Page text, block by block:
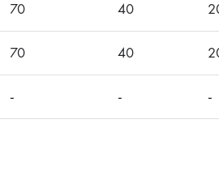
70 40
70 40
- - -